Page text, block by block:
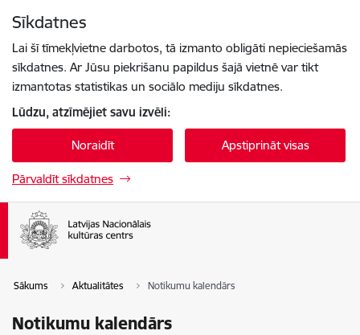
Sīkdatnes
Lai šī tīmekļvietne darbotos, tā izmanto obligāti nepieciešamās
sīkdatnes. Ar Jūsu piekrišanu papildus šajā vietnē var tikt
izmantotas statistikas un sociālo mediju sīkdatnes.
Lūdzu, atzīmējiet savu izvēli:
Noraidīt Apstiprināt visas
Pārvaldīt sīkdatnes
Sākums Aktualitātes Notikumu kalendārs
Notikumu kalendārs